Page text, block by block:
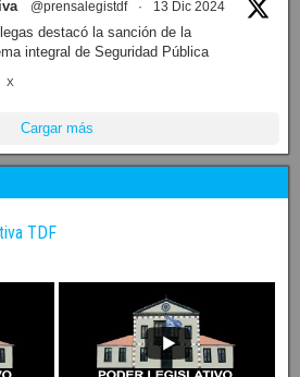
@prensalegistdf · 13 Dic 2024
destacó la sanción de la
integral de Seguridad Pública
X
Cargar más
TDF